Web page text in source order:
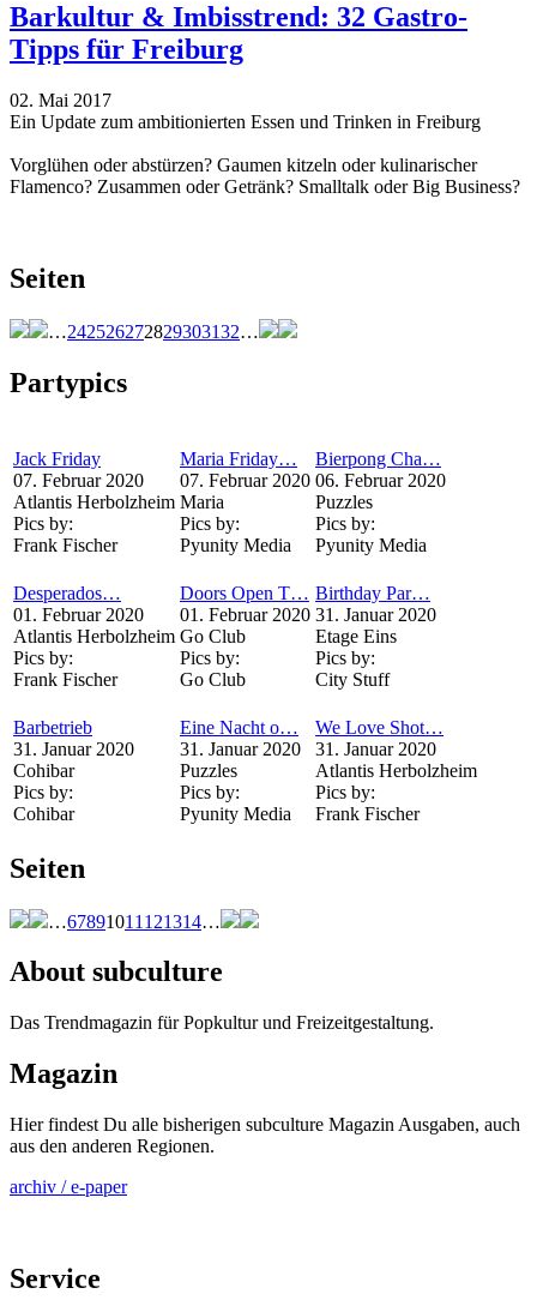
Barkultur & Imbisstrend: 32 Gastro-
Tipps für Freiburg
02. Mai 2017
Ein Update zum ambitionierten Essen und Trinken in Freiburg
Vorglühen oder abstürzen? Gaumen kitzeln oder kulinarischer
Flamenco? Zusammen oder Getränk? Smalltalk oder Big Business?
Seiten
…242526272829303132…
Partypics
Jack Friday
07. Februar 2020
Atlantis Herbolzheim
Pics by:
Frank Fischer
Maria Friday…
07. Februar 2020
Maria
Pics by:
Pyunity Media
Bierpong Cha…
06. Februar 2020
Puzzles
Pics by:
Pyunity Media
Desperados…
01. Februar 2020
Atlantis Herbolzheim
Pics by:
Frank Fischer
Doors Open T…
01. Februar 2020
Go Club
Pics by:
Go Club
Birthday Par…
31. Januar 2020
Etage Eins
Pics by:
City Stuff
Barbetrieb
31. Januar 2020
Cohibar
Pics by:
Cohibar
Eine Nacht o…
31. Januar 2020
Puzzles
Pics by:
Pyunity Media
We Love Shot…
31. Januar 2020
Atlantis Herbolzheim
Pics by:
Frank Fischer
Seiten
…67891011 121314…
About subculture
Das Trendmagazin für Popkultur und Freizeitgestaltung.
Magazin
Hier findest Du alle bisherigen subculture Magazin Ausgaben, auch
aus den anderen Regionen.
archiv / e-paper
Service